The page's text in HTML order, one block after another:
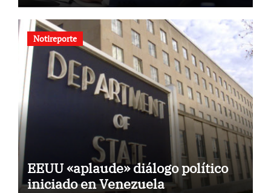
Notireporte
EEUU «aplaude» diálogo político
iniciado en Venezuela